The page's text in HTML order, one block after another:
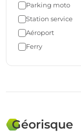
Parking moto
Station service
Aéroport
Ferry
Géorisque